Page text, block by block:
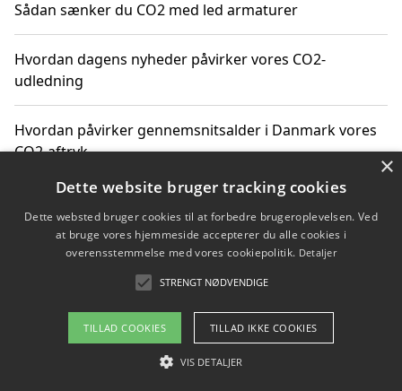
Sådan sænker du CO2 med led armaturer
Hvordan dagens nyheder påvirker vores CO2-
udledning
Hvordan påvirker gennemsnitsalder i Danmark vores
CO2-aftryk
Hvordan nyheder om CO2-udledning påvirker vores
hverdag
Om / kontakt
Blog Betingelser
×
Dette website bruger tracking cookies
Dette websted bruger cookies til at forbedre brugeroplevelsen. Ved
at bruge vores hjemmeside accepterer du alle cookies i
overensstemmelse med vores cookiepolitik. Detaljer
STRENGT NØDVENDIGE
TILLAD COOKIES TILLAD IKKE COOKIES
VIS DETALJER